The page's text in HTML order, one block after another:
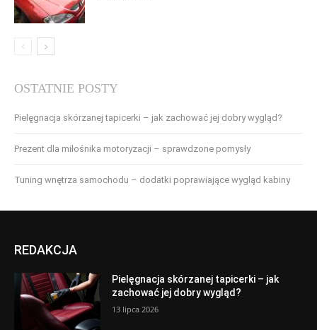
OSTATNIE POSTY
Pielęgnacja skórzanej tapicerki – jak zachować jej dobry wygląd?
Prezent dla miłośnika motoryzacji – sprawdzone pomysły
Tuning wnętrza samochodu – dodatki poprawiające wygląd kabiny
REDAKCJA
Pielęgnacja skórzanej tapicerki – jak
zachować jej dobry wygląd?
13 lipca 2026